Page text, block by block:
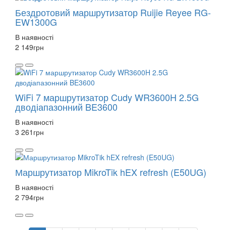
Бездротовий маршрутизатор Ruijie Reyee RG-
EW1300G
В наявності
2 149грн
WiFi 7 маршрутизатор Cudy WR3600H 2.5G
дводіапазонний BE3600
В наявності
3 261 грн
Маршрутизатор MikroTik hEX refresh (E50UG)
В наявності
2 794грн